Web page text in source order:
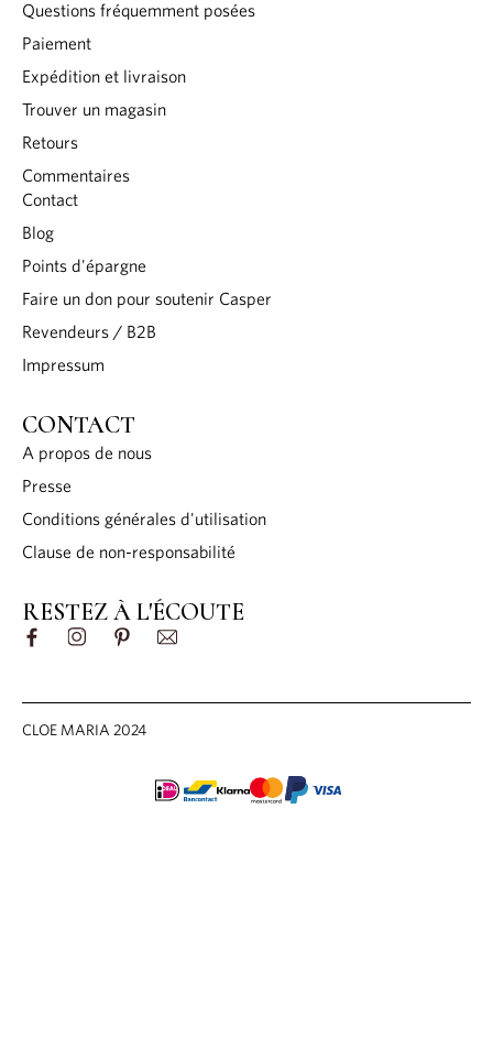
Questions fréquemment posées
Paiement
Expédition et livraison
Trouver un magasin
Retours
Commentaires
Contact
Blog
Points d'épargne
Faire un don pour soutenir Casper
Revendeurs / B2B
Impressum
CONTACT
A propos de nous
Presse
Conditions générales d'utilisation
Clause de non-responsabilité
RESTEZ À L'ÉCOUTE
CLOE MARIA 2024